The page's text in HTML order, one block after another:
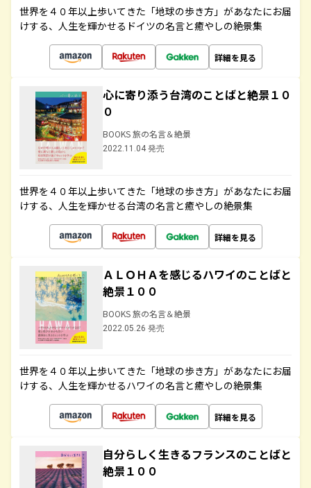
世界を４０年以上歩いてきた「地球の歩き方」があなたにお届
けする、人生を輝かせるドイツの名言と癒やしの絶景集
詳細を見る
心に寄り添う台湾のことばと絶景１０
０
BOOKS 旅の名言＆絶景
2022.11.04 発売
世界を４０年以上歩いてきた「地球の歩き方」があなたにお届
けする、人生を輝かせる台湾の名言と癒やしの絶景集
詳細を見る
ＡＬＯＨＡを感じるハワイのことばと
絶景１００
BOOKS 旅の名言＆絶景
2022.05.26 発売
世界を４０年以上歩いてきた「地球の歩き方」があなたにお届
けする、人生を輝かせるハワイの名言と癒やしの絶景集
詳細を見る
自分らしく生きるフランスのことばと
絶景１００